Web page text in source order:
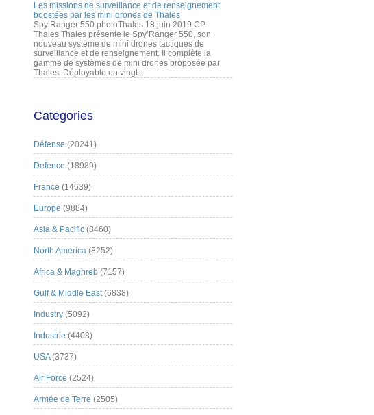
Les missions de surveillance et de renseignement
boostées par les mini drones de Thales
Spy’Ranger 550 photoThales 18 juin 2019 CP
Thales Thales présente le Spy’Ranger 550, son
nouveau système de mini drones tactiques de
surveillance et de renseignement. Il complète la
gamme de systèmes de mini drones proposée par
Thales. Déployable en vingt...
Categories
Défense (20241)
Defence (18989)
France (14639)
Europe (9884)
Asia & Pacific (8460)
North America (8252)
Africa & Maghreb (7157)
Gulf & Middle East(6838)
Industry (5092)
Industrie (4408)
USA(3737)
Air Force (2524)
Armée de Terre (2505)